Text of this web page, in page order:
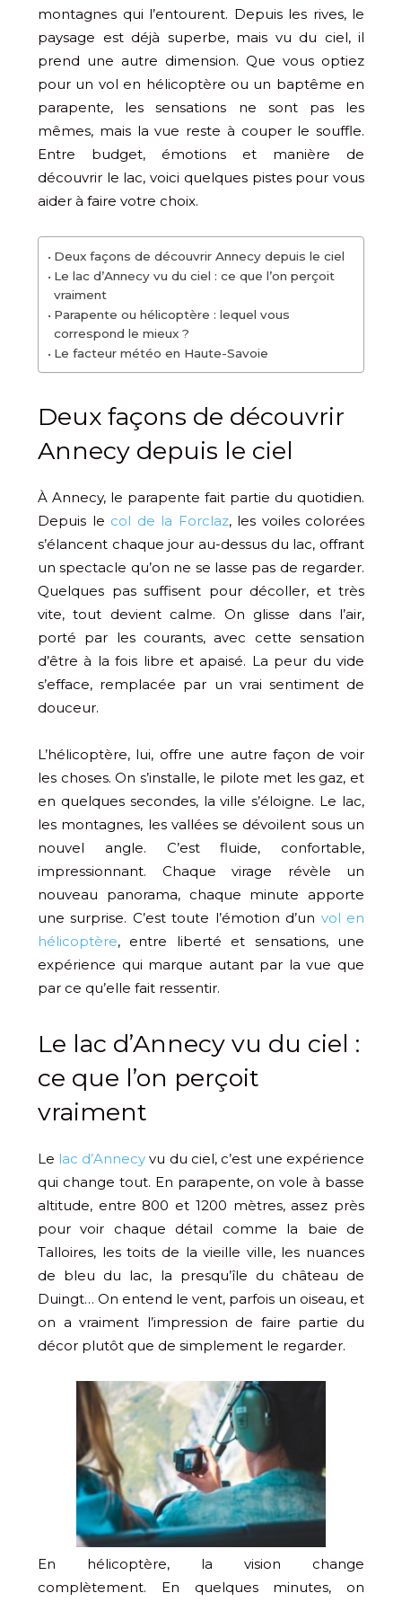
montagnes qui l’entourent. Depuis les rives, le
paysage est déjà superbe, mais vu du ciel, il
prend une autre dimension. Que vous optiez
pour un vol en hélicoptère ou un baptême en
parapente, les sensations ne sont pas les
mêmes, mais la vue reste à couper le souffle.
Entre budget, émotions et manière de
découvrir le lac, voici quelques pistes pour vous
aider à faire votre choix.
Deux façons de découvrir Annecy depuis le ciel
Le lac d’Annecy vu du ciel : ce que l’on perçoit
vraiment
Parapente ou hélicoptère : lequel vous
correspond le mieux ?
Le facteur météo en Haute-Savoie
Deux façons de découvrir
Annecy depuis le ciel
À Annecy, le parapente fait partie du quotidien.
Depuis le col de la Forclaz, les voiles colorées
s’élancent chaque jour au-dessus du lac, offrant
un spectacle qu’on ne se lasse pas de regarder.
Quelques pas suffisent pour décoller, et très
vite, tout devient calme. On glisse dans l’air,
porté par les courants, avec cette sensation
d’être à la fois libre et apaisé. La peur du vide
s’efface, remplacée par un vrai sentiment de
douceur.
L’hélicoptère, lui, offre une autre façon de voir
les choses. On s’installe, le pilote met les gaz, et
en quelques secondes, la ville s’éloigne. Le lac,
les montagnes, les vallées se dévoilent sous un
nouvel angle. C’est fluide, confortable,
impressionnant. Chaque virage révèle un
nouveau panorama, chaque minute apporte
une surprise. C’est toute l’émotion d’un vol en
hélicoptère, entre liberté et sensations, une
expérience qui marque autant par la vue que
par ce qu’elle fait ressentir.
Le lac d’Annecy vu du ciel :
ce que l’on perçoit
vraiment
Le lac d’Annecy vu du ciel, c’est une expérience
qui change tout. En parapente, on vole à basse
altitude, entre 800 et 1200 mètres, assez près
pour voir chaque détail comme la baie de
Talloires, les toits de la vieille ville, les nuances
de bleu du lac, la presqu’île du château de
Duingt… On entend le vent, parfois un oiseau, et
on a vraiment l’impression de faire partie du
décor plutôt que de simplement le regarder.
En hélicoptère, la vision change
complètement. En quelques minutes, on